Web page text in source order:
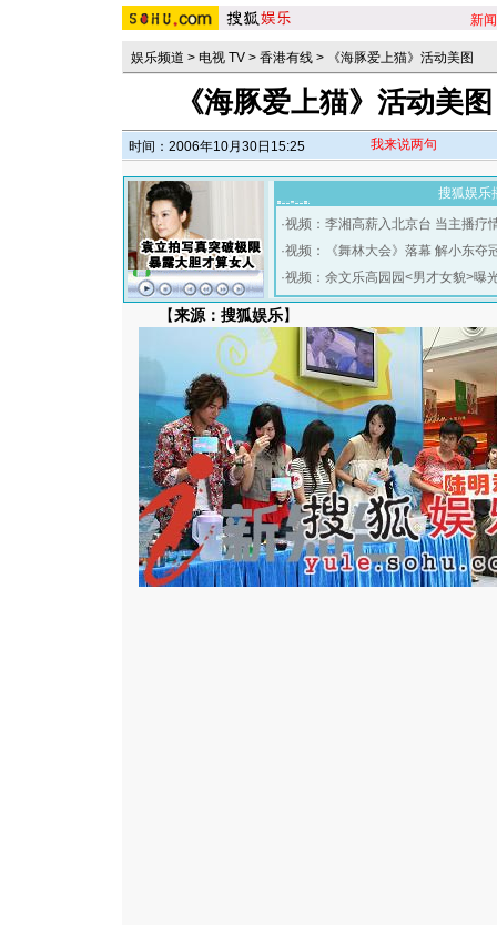
新闻
娱乐频道 > 电视 TV > 香港有线 > 《海豚爱上猫》活动美图
《海豚爱上猫》活动美
时间：2006年10月30日15:25 我来说两句
搜狐娱乐
·视频：李湘高薪入北京台 当主播疗
·视频：《舞林大会》落幕 解小东夺
·视频：余文乐高园园<男才女貌>曝
【来源：搜狐娱乐】